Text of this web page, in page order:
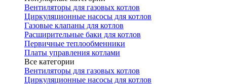
Вентиляторы для газовых котлов
Циркуляционные насосы для котлов
Газовые клапаны для котлов
Расширительные баки для котлов
Первичные теплообменники
Платы управления котлами
Все категории
Вентиляторы для газовых котлов
Циркуляционные насосы для котлов